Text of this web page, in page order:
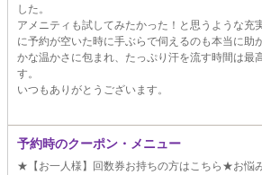
した。
アメニティも試してみたかった！と思うような充
に予約が空いた時に手ぶらで伺えるのも本当に助
かな温かさに包まれ、たっぷり汗を流す時間は最
す。
いつもありがとうございます。
予約時のクーポン・メニュー
★【お一人様】回数券お持ちの方はこちら★お悩